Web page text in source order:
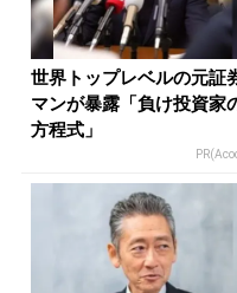
世界トップレベルの元証
マンが暴露「負け投資家
方程式」